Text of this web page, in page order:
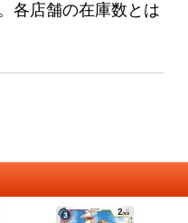
各店舗の在庫数とは